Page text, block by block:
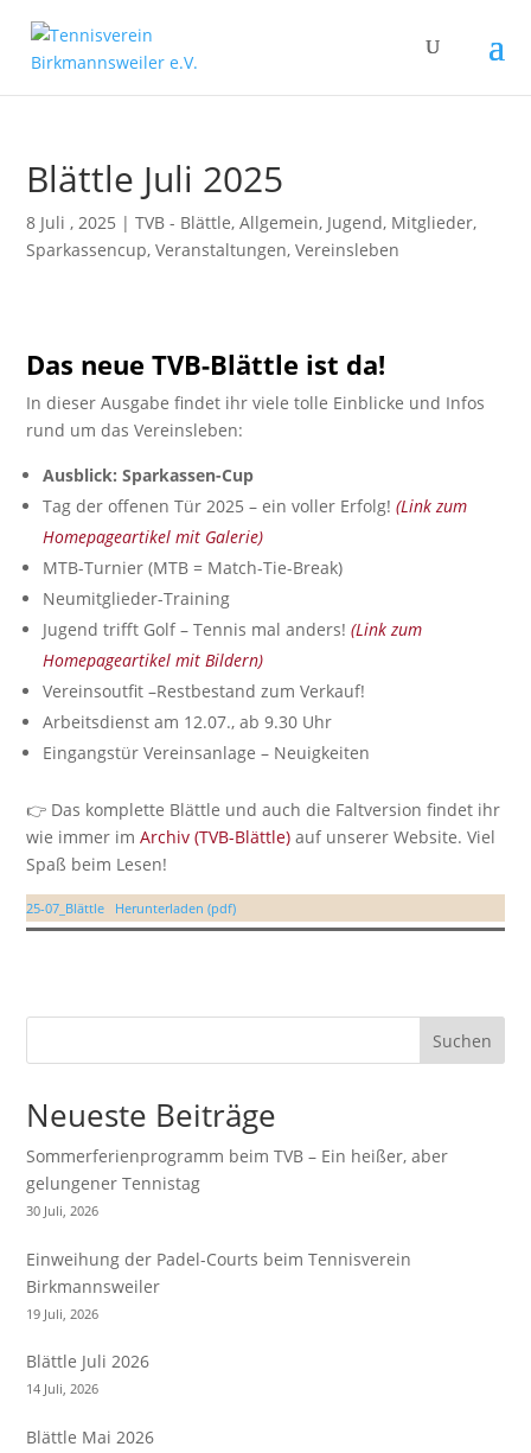
Blättle Juli 2025
8 Juli , 2025 |TVB - Blättle,Allgemein, Jugend, Mitglieder,
Sparkassencup,Veranstaltungen,Vereinsleben
Das neue TVB-Blättle ist da!
In dieser Ausgabe findet ihr viele tolle Einblicke und Infos
rund um das Vereinsleben:
Ausblick: Sparkassen-Cup
Tag der offenen Tür 2025 – ein voller Erfolg!(Link zum
Homepageartikel mit Galerie)
MTB-Turnier (MTB = Match-Tie-Break)
Neumitglieder-Training
Jugend trifft Golf – Tennis mal anders!(Link zum
Homepageartikel mit Bildern)
Vereinsoutfit –Restbestand zum Verkauf!
Arbeitsdienst am 12.07., ab 9.30 Uhr
Eingangstür Vereinsanlage – Neuigkeiten
👉 Das komplette Blättle und auch die Faltversion findet ihr
wie immer imArchiv (TVB-Blättle) auf unserer Website. Viel
Spaß beim Lesen!
25-07_Blättle Herunterladen (pdf)
Suchen
Neueste Beiträge
Sommerferienprogramm beim TVB – Ein heißer, aber
gelungener Tennistag
30 Juli, 2026
Einweihung der Padel-Courts beim Tennisverein
Birkmannsweiler
19 Juli, 2026
Blättle Juli 2026
14 Juli, 2026
Blättle Mai 2026